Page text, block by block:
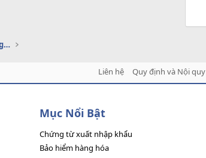
Dịch vụ doanh nghiệp xuất nhập khẩu-Logistics
Liên hệ Quy định và Nội quy
Mục Nổi Bật
Chứng từ xuất nhập khẩu
Bảo hiểm hàng hóa